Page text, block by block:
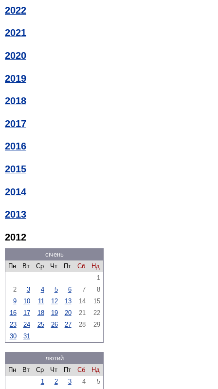
2022
2021
2020
2019
2018
2017
2016
2015
2014
2013
2012
січень
Пн
Вт Ср Чт Пт Сб
Нд
1
2
3 4 5 6 7
8
9
10 11 12 13 14
15
16
17 18 19 20 21
22
23
24 25 26 27 28
29
30
31
лютий
Пн
Вт Ср Чт Пт Сб
Нд
1
2 3 4
5